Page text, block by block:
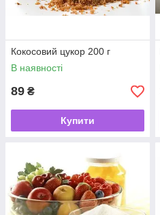
Кокосовий цукор 200 г
В наявності
89 ₴
Купити